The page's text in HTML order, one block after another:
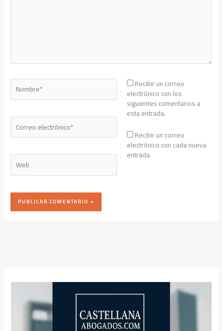
Nombre*
Correo
electrónico*
Web
Recibir un correo
electrónico con los
siguientes comentarios a
esta entrada.
Recibir un correo
electrónico con cada nueva
entrada.